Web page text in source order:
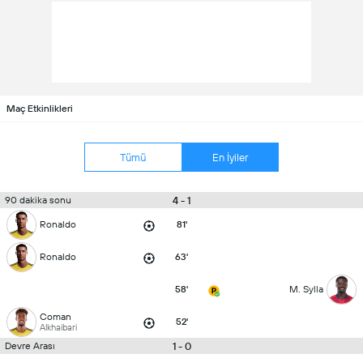
Maç Etkinlikleri
Tümü En İyiler
90 dakika sonu 4 - 1
Ronaldo 81'
Ronaldo 63'
58' M. Sylla
Coman
Alkhaibari 52'
Devre Arası 1 - 0